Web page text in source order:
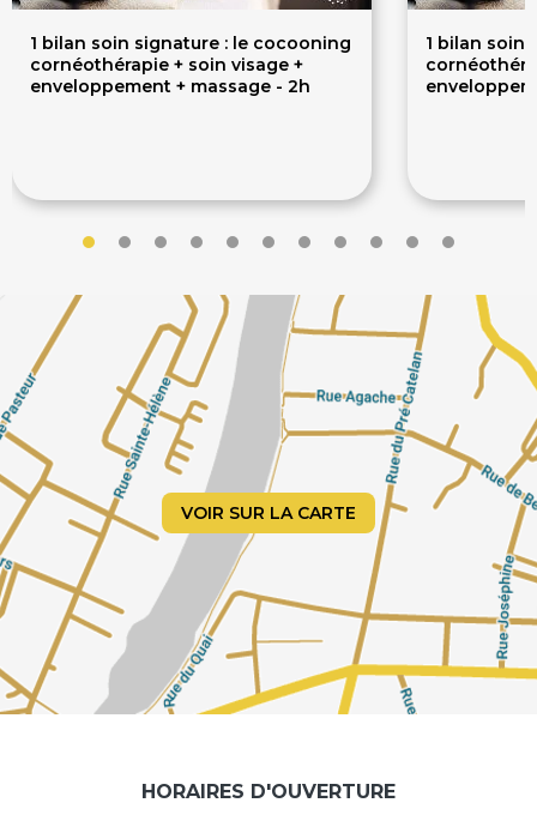
Rituel Duo
Réflexologie Plantaire Japonaise
Shirodhara
Soins beauté
Soins du Corps
Spa Privatif
Épilation Lumière Pulsée
1 bilan soin signature : le cocooning
cornéothérapie + soin visage +
enveloppement + massage - 2h
1 bilan soin
VOIR SUR LA CARTE
HORAIRES D'OUVERTURE